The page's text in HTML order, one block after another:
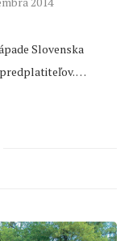
Slovenska
…